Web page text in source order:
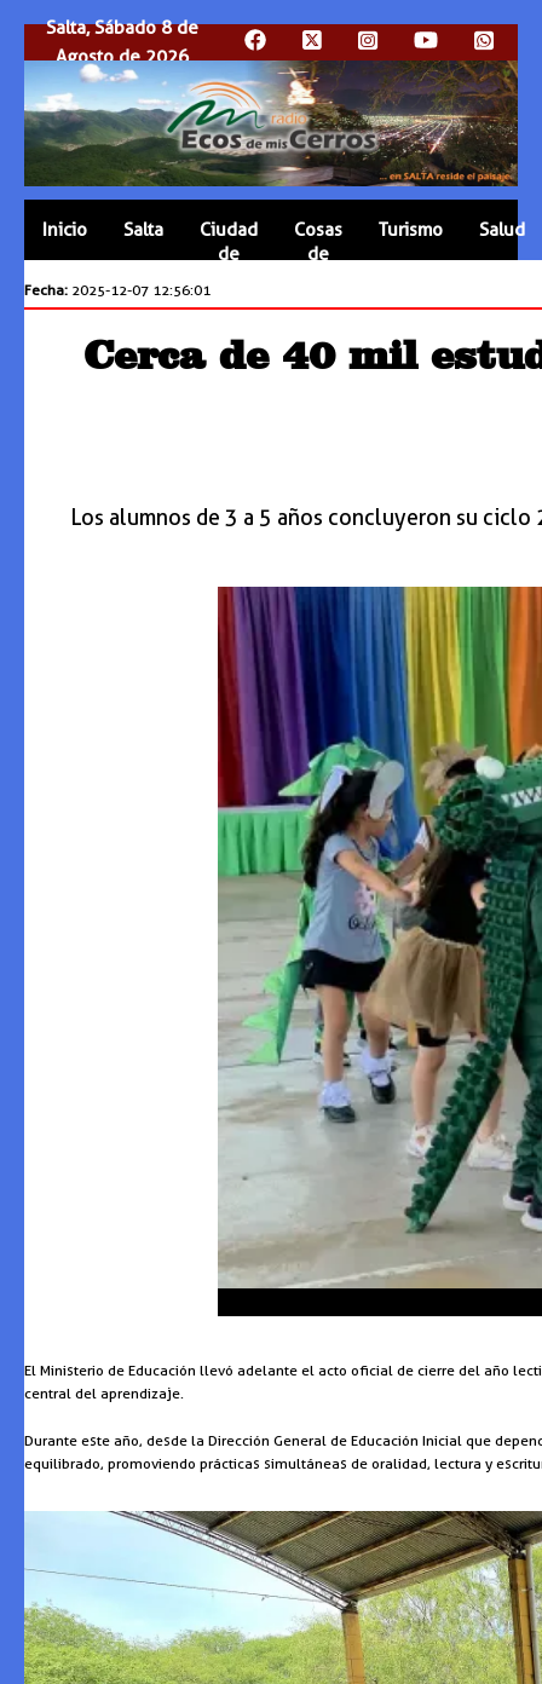
Salta, Sábado 8 de
Agosto de 2026
Inicio Salta
Ciudad
de
Cosas
de
Turismo Salud
Fecha: 2025-12-07 12:56:01
Cerca de 40 mil
Los alumnos de 3 a 5 años concluyeron su
El Ministerio de Educación llevó adelante el acto oficial de cierre del año
central del aprendizaje.
Durante este año, desde la Dirección General de Educación Inicial que
equilibrado, promoviendo prácticas simultáneas de oralidad, lectura y